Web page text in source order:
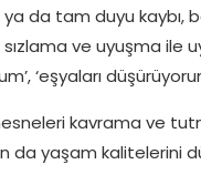
ya da tam duyu
ve uyuşma ile
‘eşyaları
kavrama ve
da yaşam kalitelerini